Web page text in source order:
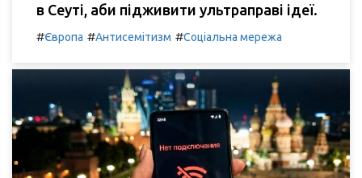
в Сеуті, аби підживити ультраправі ідеї.
#Європа #Антисемітизм #Соціальна мережа